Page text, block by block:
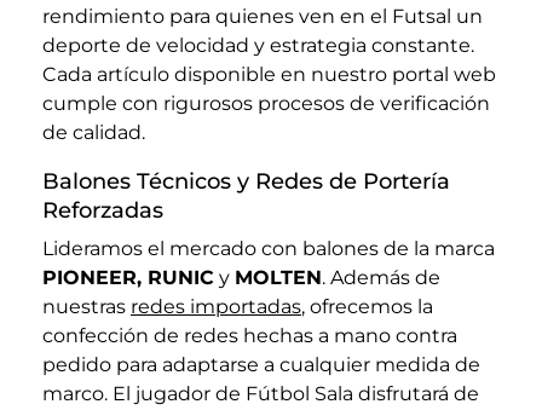
rendimiento para quienes ven en el Futsal un
deporte de velocidad y estrategia constante.
Cada artículo disponible en nuestro portal web
cumple con rigurosos procesos de verificación
de calidad.
Balones Técnicos y Redes de Portería
Reforzadas
Lideramos el mercado con balones de la marca
PIONEER, RUNIC y MOLTEN. Además de
nuestras redes importadas, ofrecemos la
confección de redes hechas a mano contra
pedido para adaptarse a cualquier medida de
marco. El jugador de Fútbol Sala disfrutará de